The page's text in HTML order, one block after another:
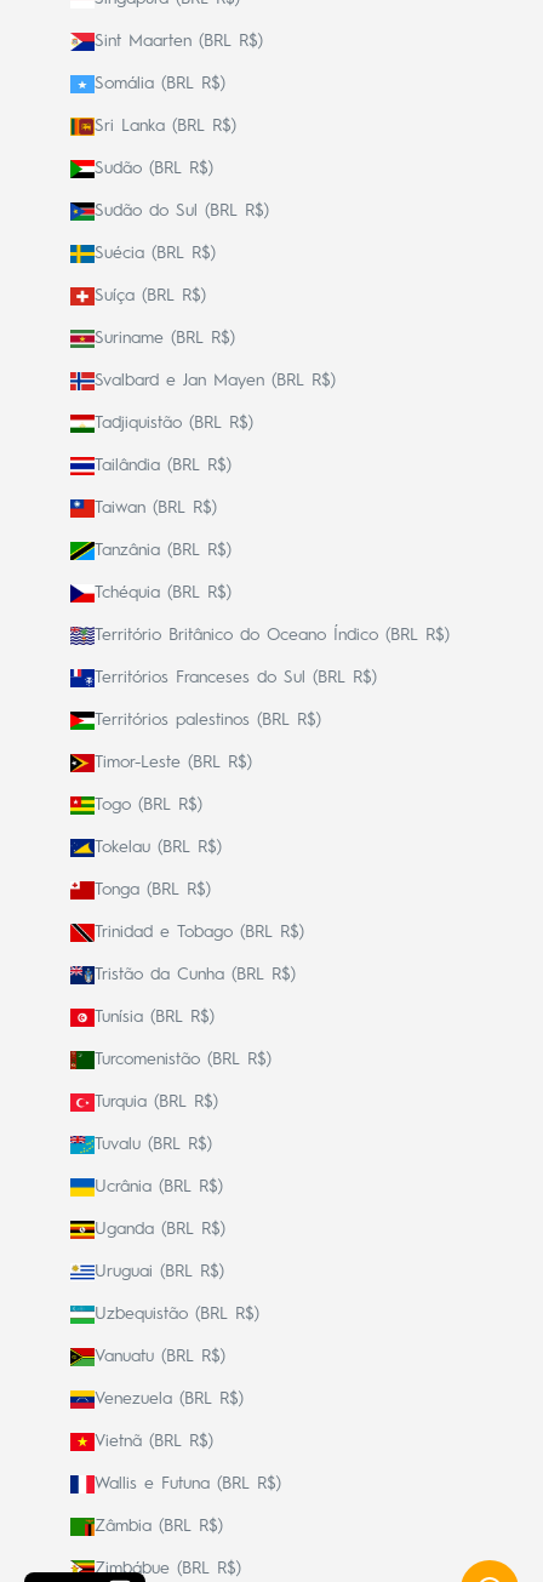
Sint Maarten (BRL R$)
Somália (BRL R$)
Sri Lanka (BRL R$)
Sudão (BRL R$)
Sudão do Sul (BRL R$)
Suécia (BRL R$)
Suíça (BRL R$)
Suriname (BRL R$)
Svalbard e Jan Mayen (BRL R$)
Tadjiquistão (BRL R$)
Tailândia (BRL R$)
Taiwan (BRL R$)
Tanzânia (BRL R$)
Tchéquia (BRL R$)
Território Britânico do Oceano Índico (BRL R$)
Territórios Franceses do Sul (BRL R$)
Territórios palestinos (BRL R$)
Timor-Leste (BRL R$)
Togo (BRL R$)
Tokelau (BRL R$)
Tonga (BRL R$)
Trinidad e Tobago (BRL R$)
Tristão da Cunha (BRL R$)
Tunísia (BRL R$)
Turcomenistão (BRL R$)
Turquia (BRL R$)
Tuvalu (BRL R$)
Ucrânia (BRL R$)
Uganda (BRL R$)
Uruguai (BRL R$)
Uzbequistão (BRL R$)
Vanuatu (BRL R$)
Venezuela (BRL R$)
Vietnã (BRL R$)
Wallis e Futuna (BRL R$)
Zâmbia (BRL R$)
Zimbábue (BRL R$)